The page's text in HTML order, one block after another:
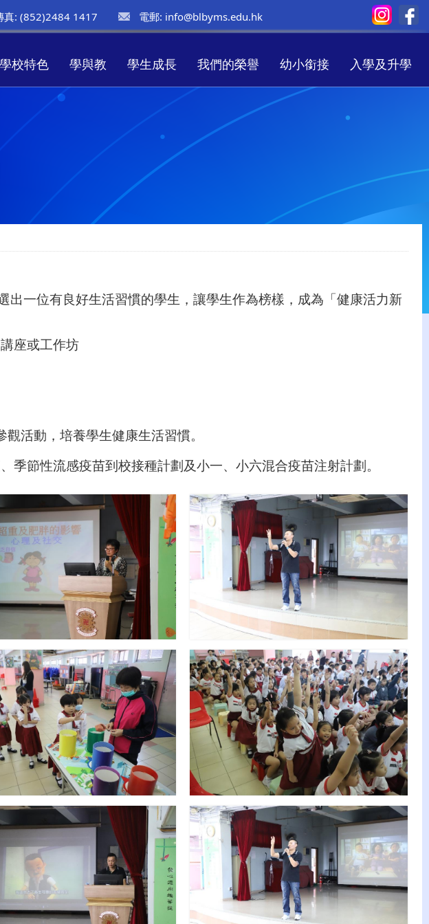
真: (852)2484 1417 電郵: info@blbyms.edu.hk
學校特色 學與教 學生成長 我們的榮譽 幼小銜接 入學及升學
一位有良好生活習慣的學生，讓學生作為榜樣， 成為「健康活力新
座或工作坊
活動，培養學生健康生活習慣。
季節性流感疫苗到校接種計劃及小一、小六混合疫苗注射計劃。